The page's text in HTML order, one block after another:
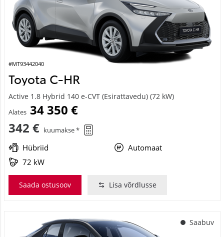
#MT93442040
Toyota C-HR
Active 1.8 Hybrid 140 e-CVT (Esirattavedu) (72 kW)
Alates 34 350 €
342 € kuumakse *
Hübriid
Automaat
72 kW
Saada ostusoov Lisa võrdlusse
Saabuv